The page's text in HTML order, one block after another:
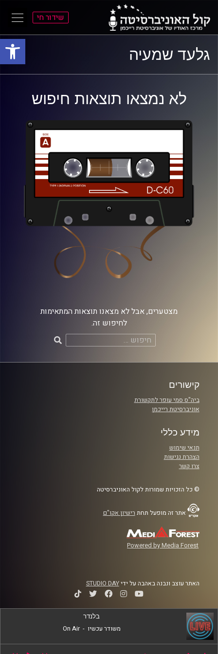
פתח
התפריט
הראשי
התוכן
הראשי
שידור חי
גלעד שמעיה
לא נמצאו תוצאות חיפוש
מצטערים, אבל לא מצאנו תוצאות המתאימות
לחיפוש זה.
חיפוש:
קישורים
ביה"ס סמי עופר לתקשורת
אוניברסיטת רייכמן
מידע כללי
תנאי שימוש
הצהרת נגישות
צרו קשר
© כל הזכויות שמורות לקול האוניברסיטה
אתר זה מופעל תחת רישיון אקו"ם
Powered by Media Forest
האתר עוצב ונבנה באהבה על ידיSTUDIO DAY
בלנדר
משודר עכשיו -
On Air